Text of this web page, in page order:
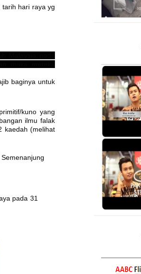
hari raya yg
baginya untuk
kuno yang
ilmu falak
kaedah (melihat
pada 31